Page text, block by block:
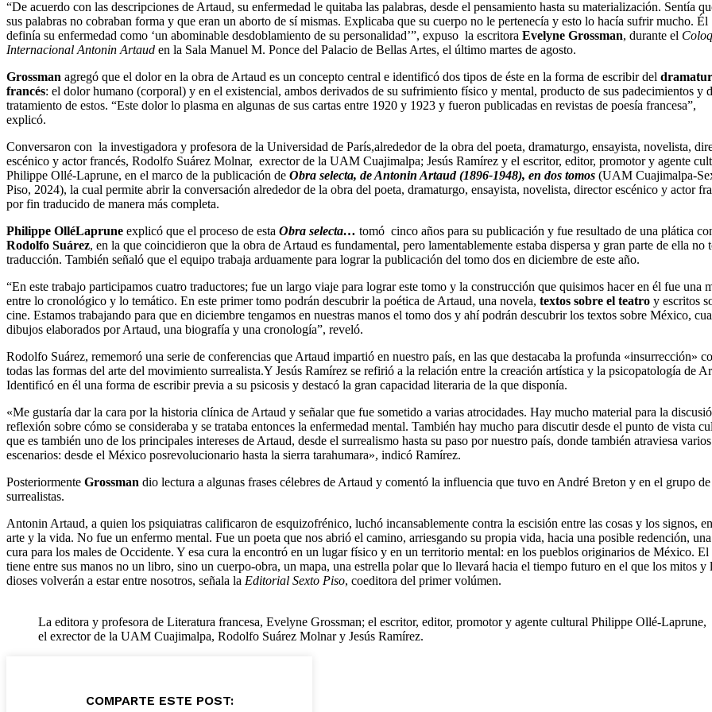
“De acuerdo con las descripciones de Artaud, su enfermedad le quitaba las palabras, desde el pensamiento hasta su materialización. Sentía
sus palabras no cobraban forma y que eran un aborto de sí mismas. Explicaba que su cuerpo no le pertenecía y esto lo hacía sufrir mucho. Él
definía su enfermedad como ‘un abominable desdoblamiento de su personalidad’”, expuso la escritora Evelyne Grossman, durante el
Internacional Antonin Artaud en la Sala Manuel M. Ponce del Palacio de Bellas Artes, el último martes de agosto.
Grossman agregó que el dolor en la obra de Artaud es un concepto central e identificó dos tipos de éste en la forma de escribir del
francés: el dolor humano (corporal) y en el existencial, ambos derivados de su sufrimiento físico y mental, producto de sus padecimientos y
tratamiento de estos. “Este dolor lo plasma en algunas de sus cartas entre 1920 y 1923 y fueron publicadas en revistas de poesía francesa”,
explicó.
Conversaron con la investigadora y profesora de la Universidad de París,alrededor de la obra del poeta, dramaturgo, ensayista, novelista,
escénico y actor francés, Rodolfo Suárez Molnar, exrector de la UAM Cuajimalpa; Jesús Ramírez y el escritor, editor, promotor y agente
Philippe Ollé-Laprune, en el marco de la publicación de Obra selecta, de Antonin Artaud (1896-1948), en dos tomos (UAM Cuajimalpa-
Piso, 2024), la cual permite abrir la conversación alrededor de la obra del poeta, dramaturgo, ensayista, novelista, director escénico y actor
por fin traducido de manera más completa.
Philippe OlléLaprune explicó que el proceso de esta Obra selecta… tomó cinco años para su publicación y fue resultado de una plática
Rodolfo Suárez, en la que coincidieron que la obra de Artaud es fundamental, pero lamentablemente estaba dispersa y gran parte de ella no
traducción. También señaló que el equipo trabaja arduamente para lograr la publicación del tomo dos en diciembre de este año.
“En este trabajo participamos cuatro traductores; fue un largo viaje para lograr este tomo y la construcción que quisimos hacer en él fue una
entre lo cronológico y lo temático. En este primer tomo podrán descubrir la poética de Artaud, una novela, textos sobre el teatro y escritos
cine. Estamos trabajando para que en diciembre tengamos en nuestras manos el tomo dos y ahí podrán descubrir los textos sobre México,
dibujos elaborados por Artaud, una biografía y una cronología”, reveló.
Rodolfo Suárez, rememoró una serie de conferencias que Artaud impartió en nuestro país, en las que destacaba la profunda «insurrección»
todas las formas del arte del movimiento surrealista.Y Jesús Ramírez se refirió a la relación entre la creación artística y la psicopatología de
Identificó en él una forma de escribir previa a su psicosis y destacó la gran capacidad literaria de la que disponía.
«Me gustaría dar la cara por la historia clínica de Artaud y señalar que fue sometido a varias atrocidades. Hay mucho material para la
reflexión sobre cómo se consideraba y se trataba entonces la enfermedad mental. También hay mucho para discutir desde el punto de vista
que es también uno de los principales intereses de Artaud, desde el surrealismo hasta su paso por nuestro país, donde también atraviesa varios
escenarios: desde el México posrevolucionario hasta la sierra tarahumara», indicó Ramírez.
Posteriormente Grossman dio lectura a algunas frases célebres de Artaud y comentó la influencia que tuvo en André Breton y en el grupo
surrealistas.
Antonin Artaud, a quien los psiquiatras calificaron de esquizofrénico, luchó incansablemente contra la escisión entre las cosas y los signos,
arte y la vida. No fue un enfermo mental. Fue un poeta que nos abrió el camino, arriesgando su propia vida, hacia una posible redención,
cura para los males de Occidente. Y esa cura la encontró en un lugar físico y en un territorio mental: en los pueblos originarios de México. El
tiene entre sus manos no un libro, sino un cuerpo-obra, un mapa, una estrella polar que lo llevará hacia el tiempo futuro en el que los mitos y
dioses volverán a estar entre nosotros, señala la Editorial Sexto Piso, coeditora del primer volúmen.
La editora y profesora de Literatura francesa, Evelyne Grossman; el escritor, editor, promotor y agente cultural Philippe Ollé-Laprune,
el exrector de la UAM Cuajimalpa, Rodolfo Suárez Molnar y Jesús Ramírez.
COMPARTE ESTE POST: